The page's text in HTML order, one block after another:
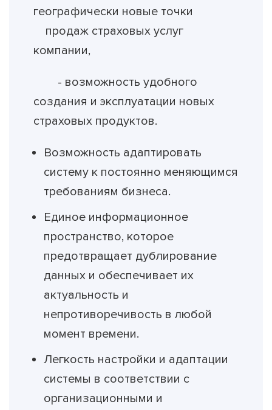
географически новые точки
продаж страховых услуг
компании,
- возможность удобного
создания и эксплуатации новых
страховых продуктов.
Возможность адаптировать
систему к постоянно меняющимся
требованиям бизнеса.
Единое информационное
пространство, которое
предотвращает дублирование
данных и обеспечивает их
актуальность и
непротиворечивость в любой
момент времени.
Легкость настройки и адаптации
системы в соответствии с
организационными и